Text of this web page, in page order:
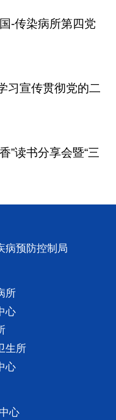
-传染病所第四党
习宣传贯彻党的二
”读书分享会暨“三
病预防控制局
所
心
生所
心
心